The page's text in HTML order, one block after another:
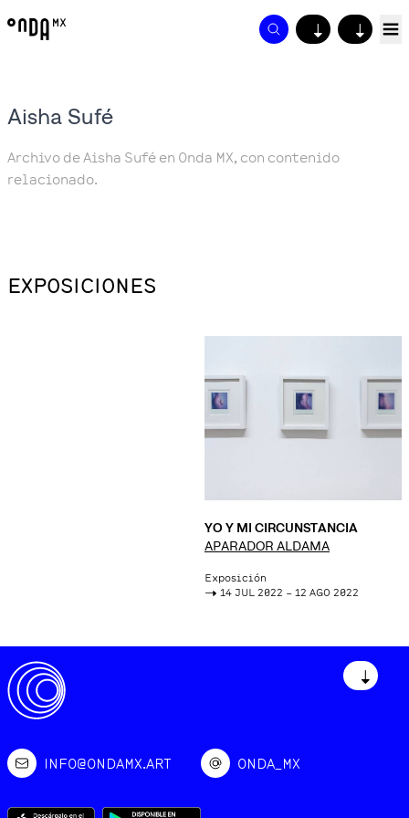
↓ ↓
Aisha Sufé
Archivo de Aisha Sufé en Onda MX, con contenido
relacionado.
EXPOSICIONES
YO Y MI CIRCUNSTANCIA
APARADOR ALDAMA
Exposición
-> 14 JUL 2022 – 12 AGO 2022
↓
INFO@ONDAMX.ART ONDA_MX